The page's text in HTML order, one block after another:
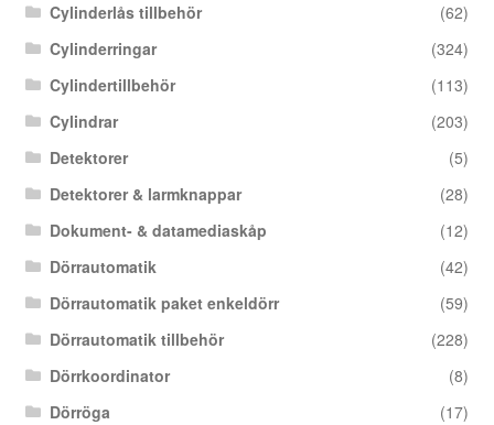
Cylinderlås tillbehör
(62)
Cylinderringar
(324)
Cylindertillbehör
(113)
Cylindrar
(203)
Detektorer
(5)
Detektorer & larmknappar
(28)
Dokument- & datamediaskåp
(12)
Dörrautomatik
(42)
Dörrautomatik paket enkeldörr
(59)
Dörrautomatik tillbehör
(228)
Dörrkoordinator
(8)
Dörröga
(17)